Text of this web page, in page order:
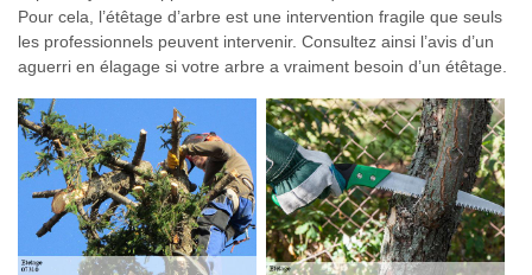
Pour cela, l’étêtage d’arbre est une intervention fragile que seuls
les professionnels peuvent intervenir. Consultez ainsi l’avis d’un
aguerri en élagage si votre arbre a vraiment besoin d’un étêtage.